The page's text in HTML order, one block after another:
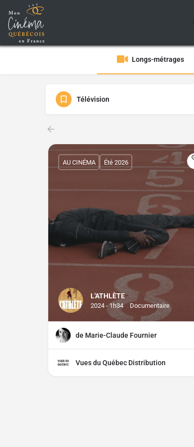
Longs-métrages
Télévision
L'ATHLÈTE
2024 - 1h34 Documentaire
AU CINÉMA Été 2026
de Marie-Claude Fournier
Vues du Québec Distribution